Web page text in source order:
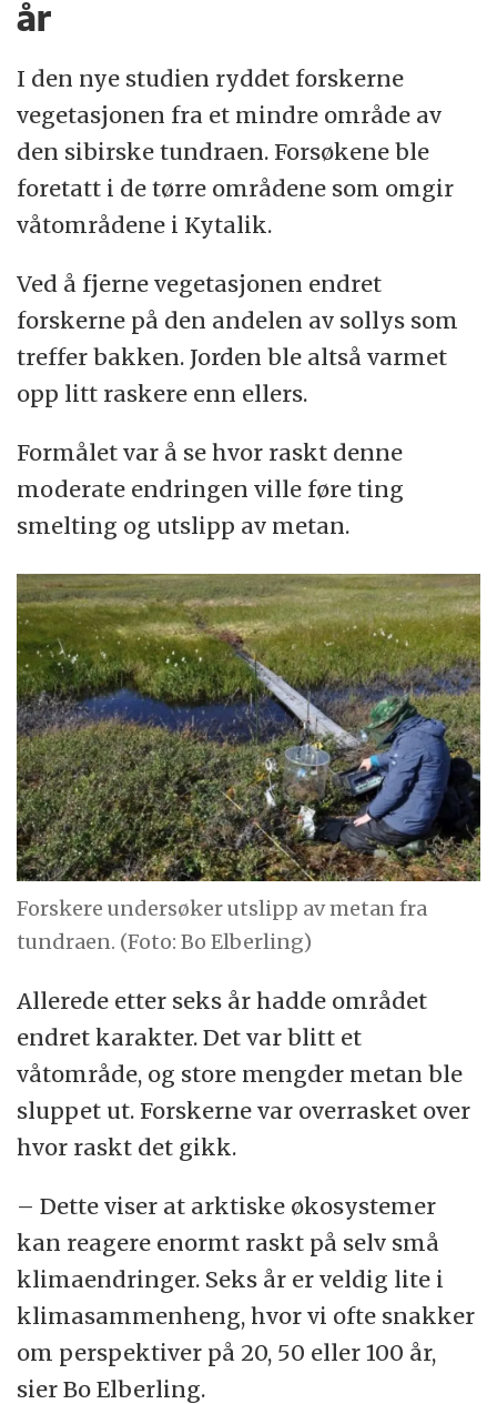
år
I den nye studien ryddet forskerne
vegetasjonen fra et mindre område av
den sibirske tundraen. Forsøkene ble
foretatt i de tørre områdene som omgir
våtområdene i Kytalik.
Ved å fjerne vegetasjonen endret
forskerne på den andelen av sollys som
treffer bakken. Jorden ble altså varmet
opp litt raskere enn ellers.
Formålet var å se hvor raskt denne
moderate endringen ville føre ting
smelting og utslipp av metan.
Forskere undersøker utslipp av metan fra
tundraen. (Foto: Bo Elberling)
Allerede etter seks år hadde området
endret karakter. Det var blitt et
våtområde, og store mengder metan ble
sluppet ut. Forskerne var overrasket over
hvor raskt det gikk.
– Dette viser at arktiske økosystemer
kan reagere enormt raskt på selv små
klimaendringer. Seks år er veldig lite i
klimasammenheng, hvor vi ofte snakker
om perspektiver på 20, 50 eller 100 år,
sier Bo Elberling.